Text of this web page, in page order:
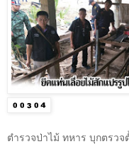
ตำรวจป่าไม้ ทหาร บุกตรว